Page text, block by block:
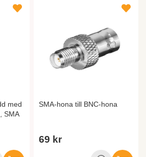
med
SMA
SMA-hona till BNC-hona
69 kr